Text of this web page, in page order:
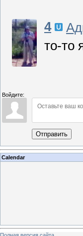
4
то-то
Войдите:
Отправить
Calendar
Полная версия сайта